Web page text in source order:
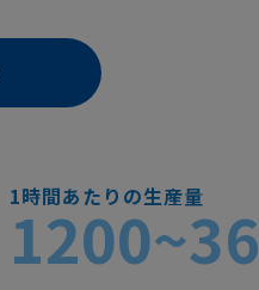
1時間あたりの生産量